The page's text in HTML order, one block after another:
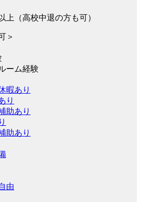
上（高校中退の方も可）
＞
ーム経験
暇あり
り
助あり
助あり
由